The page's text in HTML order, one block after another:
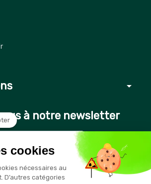
arrow_drop_down
à notre newsletter
désinscrire à tout moment en cliquant sur le
emails
cookies
nécessaires au
D’autres catégories